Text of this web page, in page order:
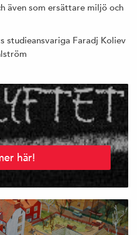
även som ersättare miljö och
studieansvariga Faradj Koliev
här!